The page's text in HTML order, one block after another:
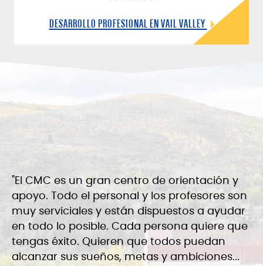
DESARROLLO PROFESIONAL EN VAIL VALLEY
"El CMC es un gran centro de orientación y
apoyo. Todo el personal y los profesores son
muy serviciales y están dispuestos a ayudar
en todo lo posible. Cada persona quiere que
tengas éxito. Quieren que todos puedan
alcanzar sus sueños, metas y ambiciones...